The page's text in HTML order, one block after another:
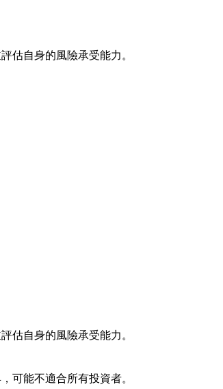
估自身的風險承受能力。
估自身的風險承受能力。
可能不適合所有投資者。